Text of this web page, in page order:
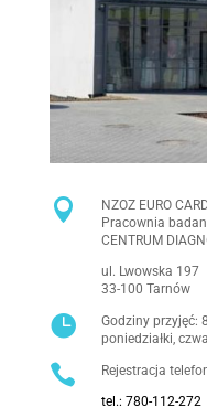

NZOZ EURO
Pracownia
CENTRUM
ul. Lwowska 197
33-100 Tarnów

Godziny przyjęć:
poniedziałki,

Rejestracja
tel.: 780-112-272